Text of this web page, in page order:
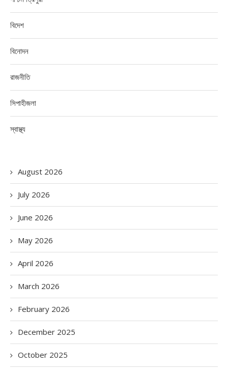
বিদেশ
বিনোদন
রাজনীতি
সিপাহীজলা
স্বাস্থ্য
August 2026
July 2026
June 2026
May 2026
April 2026
March 2026
February 2026
December 2025
October 2025